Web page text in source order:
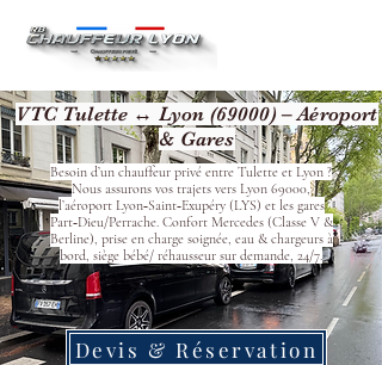
VTC Tulette ↔ Lyon (69000) – Aéroport
& Gares
Besoin d’un chauffeur privé entre Tulette et Lyon ?
Nous assurons vos trajets vers Lyon 69000,
l’aéroport Lyon‑Saint‑Exupéry (LYS) et les gares
Part‑Dieu/Perrache. Confort Mercedes (Classe V &
Berline), prise en charge soignée, eau & chargeurs à
bord, siège bébé/ réhausseur sur demande, 24/7.
Devis & Réservation